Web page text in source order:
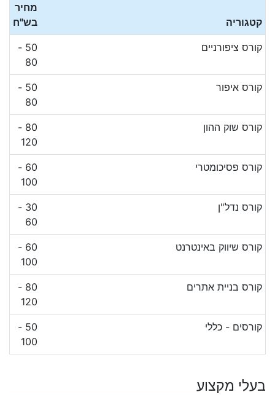
קטגוריה
מחיר
בש"ח
קורס ציפורניים
50 -
80
קורס איפור
50 -
80
קורס שוק ההון
80 -
120
קורס פסיכומטרי
60 -
100
קורס נדל"ן
30 -
60
קורס שיווק באינטרנט
60 -
100
קורס בניית אתרים
80 -
120
קורסים - כללי
50 -
100
בעלי מקצוע